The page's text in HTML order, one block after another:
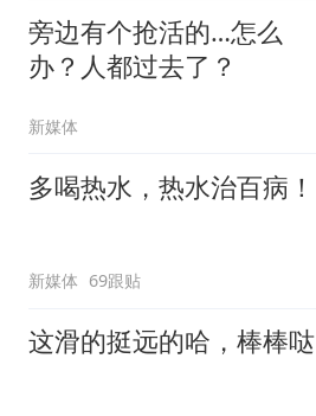
旁边有个抢活的…怎么
办？人都过去了？
新媒体
多喝热水，热水治百病！
新媒体 69跟贴
这滑的挺远的哈，棒棒哒